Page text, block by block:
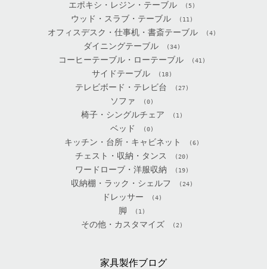
エポキシ・レジン・テーブル (5)
ウッド・スラブ・テーブル (11)
オフィスデスク・仕事机・書斎テーブル (4)
ダイニングテーブル (34)
コーヒーテーブル・ローテーブル (41)
サイドテーブル (18)
テレビボード・テレビ台 (27)
ソファ (0)
椅子・シングルチェア (1)
ベッド (0)
キッチン・台所・キャビネット (6)
チェスト・収納・タンス (20)
ワードローブ・洋服収納 (19)
収納棚・ラック・シェルフ (24)
ドレッサー (4)
脚 (1)
その他・カスタマイズ (2)
家具製作ブログ